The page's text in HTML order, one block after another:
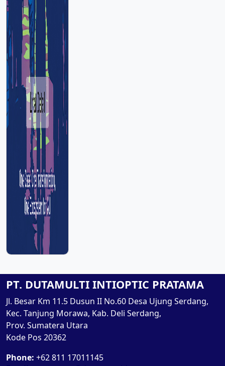
PT. DUTAMULTI INTIOPTIC PRATAMA
Jl. Besar Km 11.5 Dusun II No.60 Desa Ujung Serdang,
Kec. Tanjung Morawa, Kab. Deli Serdang,
Prov. Sumatera Utara
Kode Pos 20362
Phone: +62 811 17011145